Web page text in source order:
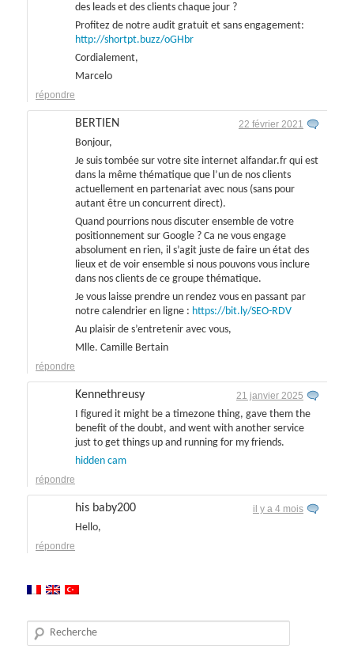
des leads et des clients chaque jour ?
Profitez de notre audit gratuit et sans engagement:
http://shortpt.buzz/oGHbr
Cordialement,
Marcelo
répondre
BERTIEN 22 février 2021
Bonjour,
Je suis tombée sur votre site internet alfandar.fr qui est
dans la même thématique que l’un de nos clients
actuellement en partenariat avec nous (sans pour
autant être un concurrent direct).
Quand pourrions nous discuter ensemble de votre
positionnement sur Google ? Ca ne vous engage
absolument en rien, il s’agit juste de faire un état des
lieux et de voir ensemble si nous pouvons vous inclure
dans nos clients de ce groupe thématique.
Je vous laisse prendre un rendez vous en passant par
notre calendrier en ligne : https://bit.ly/SEO-RDV
Au plaisir de s’entretenir avec vous,
Mlle. Camille Bertain
répondre
Kennethreusy 21 janvier 2025
I figured it might be a timezone thing, gave them the
benefit of the doubt, and went with another service
just to get things up and running for my friends.
hidden cam
répondre
his baby200 il y a 4 mois
Hello,
répondre
Recherche